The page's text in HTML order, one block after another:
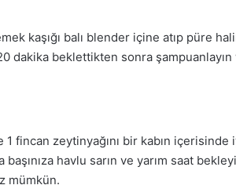
kaşığı balı blender içine atıp püre
dakika beklettikten sonra şampuanlayın
1 fincan zeytinyağını bir kabın içerisinde
başınıza havlu sarın ve yarım saat
mümkün.